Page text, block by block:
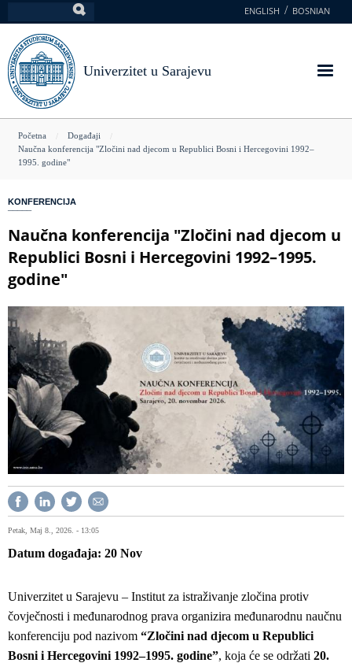
na
glavni
sadržaj
ENGLISH BOSNIAN
Univerzitet u Sarajevu
You
are
Početna
Događaji
Naučna konferencija "Zločini nad djecom u Republici Bosni i Hercegovini 1992–
1995. godine"
KONFERENCIJA
Naučna konferencija "Zločini nad djecom u
Republici Bosni i Hercegovini 1992–1995.
godine"
Petak, Maj 8., 2026. - 13:05
Datum događaja 20 Nov
Univerzitet u Sarajevu – Institut za istraživanje zločina protiv
čovječnosti i međunarodnog prava organizira međunarodnu naučnu
konferenciju pod nazivom “Zločini nad djecom u Republici
Bosni i Hercegovini 1992–1995. godine”, koja će se održati 20.